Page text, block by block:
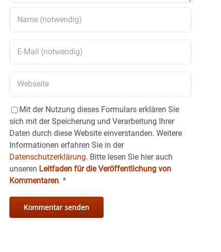
Mit der Nutzung dieses Formulars erklären Sie
sich mit der Speicherung und Verarbeitung Ihrer
Daten durch diese Website einverstanden. Weitere
Informationen erfahren Sie in der
Datenschutzerklärung. Bitte lesen Sie hier auch
unseren Leitfaden für die Veröffentlichung von
Kommentaren. *